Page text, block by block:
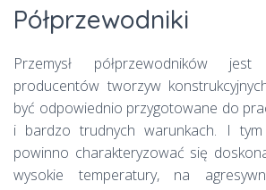
Półprzewodniki
Przemysł półprzewodników
producentów tworzyw
być odpowiednio przygotowane do
i bardzo trudnych warunkach. I
powinno charakteryzować się
wysokie temperatury, na